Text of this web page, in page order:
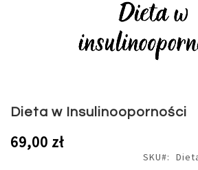
na
początek
Dieta w Insulinooporności
69,00 zł
SKU